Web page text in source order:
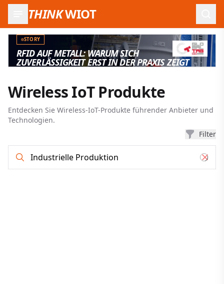
THINKWIOT
STORY
RFID AUF METALL: WARUM SICH
ZUVERLÄSSIGKEIT ERST IN DER PRAXIS ZEIGT
Wireless IoT Produkte
Entdecken Sie Wireless-IoT-Produkte führender Anbieter und
Technologien.
Filter